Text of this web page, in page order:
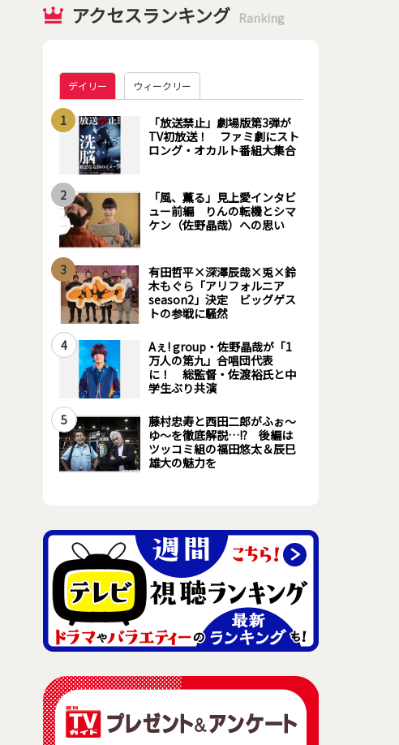
アクセスランキング Ranking
デイリー ウィークリー
1
「放送禁止」劇場版第3弾が
TV初放送！ ファミ劇にスト
ロング・オカルト番組大集合
2
「風、薫る」見上愛インタビ
ュー前編 りんの転機とシマ
ケン（佐野晶哉）への思い
3
有田哲平×深澤辰哉×兎×鈴
木もぐら「アリフォルニア
season2」決定 ビッグゲス
トの参戦に騒然
4
Aぇ! group・佐野晶哉が「1
万人の第九」合唱団代表
に！ 総監督・佐渡裕氏と中
学生ぶり共演
5
藤村忠寿と西田二郎がふぉ～
ゆ～を徹底解説…!? 後編は
ツッコミ組の福田悠太＆辰巳
雄大の魅力を